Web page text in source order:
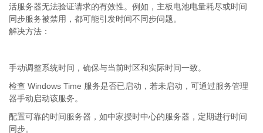
活服务器无法验证请求的有效性。例如，主板电池电量耗尽或时间
同步服务被禁用，都可能引发时间不同步问题。
解决方法：
手动调整系统时间，确保与当前时区和实际时间一致。
检查 Windows Time 服务是否已启动，若未启动，可通过服务管理
器手动启动该服务。
配置可靠的时间服务器，如中家授时中心的服务器，定期进行时间
同步。